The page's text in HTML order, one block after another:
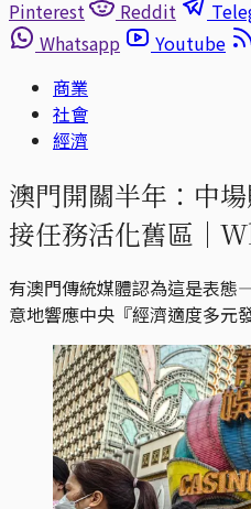
Pinterest
Reddit
Whatsapp
Youtube
商業
社會
經濟
澳門開關半年：中
接任務活化舊區｜
有澳門傳統媒體認為這是表
意地響應中央『經濟適度多元